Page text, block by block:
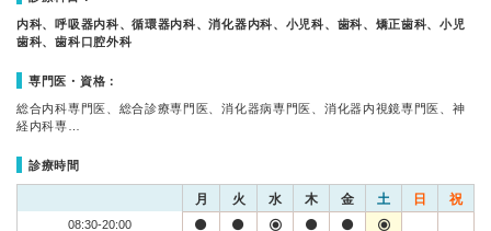
内科、呼吸器内科、循環器内科、消化器内科、小児科、歯科、矯正歯科、小児
歯科、歯科口腔外科
専門医・資格：
総合内科専門医、総合診療専門医、消化器病専門医、消化器内視鏡専門医、神
経内科専…
診療時間
月 火 水 木 金 土 日 祝
08:30-20:00